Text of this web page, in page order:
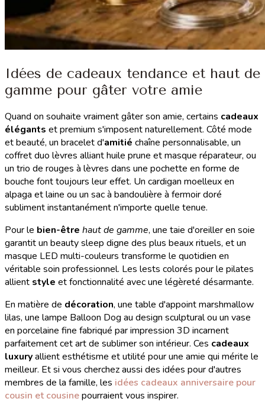
Idées de cadeaux tendance et haut de
gamme pour gâter votre amie
Quand on souhaite vraiment gâter son amie, certains cadeaux
élégants et premium s'imposent naturellement. Côté mode
et beauté, un bracelet d'amitié chaîne personnalisable, un
coffret duo lèvres alliant huile prune et masque réparateur, ou
un trio de rouges à lèvres dans une pochette en forme de
bouche font toujours leur effet. Un cardigan moelleux en
alpaga et laine ou un sac à bandoulière à fermoir doré
subliment instantanément n'importe quelle tenue.
Pour le bien-être haut de gamme, une taie d'oreiller en soie
garantit un beauty sleep digne des plus beaux rituels, et un
masque LED multi-couleurs transforme le quotidien en
véritable soin professionnel. Les lests colorés pour le pilates
allient style et fonctionnalité avec une légèreté désarmante.
En matière de décoration, une table d'appoint marshmallow
lilas, une lampe Balloon Dog au design sculptural ou un vase
en porcelaine fine fabriqué par impression 3D incarnent
parfaitement cet art de sublimer son intérieur. Ces cadeaux
luxuryallient esthétisme et utilité pour une amie qui mérite le
meilleur. Et si vous cherchez aussi des idées pour d'autres
membres de la famille, les idées cadeaux anniversaire pour
cousin et cousinepourraient vous inspirer.